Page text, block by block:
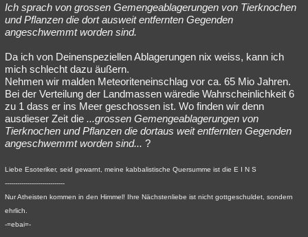
Ich sprach von grossen Gemengeablagerungen von Tierknochen
und Pflanzen die dort ausweit entfernten Gegenden
angeschwemmt worden sind.
Da ich von Deinenspeziellen Ablagerungen nix weiss, kann ich
mich schlecht dazu äußern.
Nehmen wir malden Meteoriteneinschlag vor ca. 65 Mio Jahren.
Bei der Verteilung der Landmassen wäredie Wahrscheinlichkeit 6
zu 1 dass er ins Meer geschossen ist. Wo finden wir denn
ausdieser Zeit die ...grossen Gemengeablagerungen von
Tierknochen und Pflanzen die dortaus weit entfernten Gegenden
angeschwemmt worden sind... ?
Liebe Esoteriker, seid gewarnt, meine kabbalistische Quersumme ist die E I N S
-----------------------------
Nur Atheisten kommen in den Himmel! Ihre Nächstenliebe ist nicht gottgeschuldet, sondern
ehrlich.
-=ebai=-